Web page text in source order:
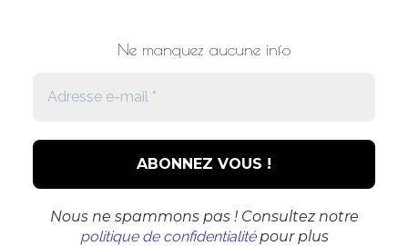
Ne manquez aucune info
Nous ne spammons pas ! Consultez notre
politique de confidentialitépour plus